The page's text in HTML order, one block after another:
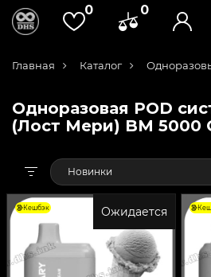
0 0
Главная Каталог
Одноразовая POD
(Лост Мери) BM 5000
Новинки
Ожидается
Кешбэк